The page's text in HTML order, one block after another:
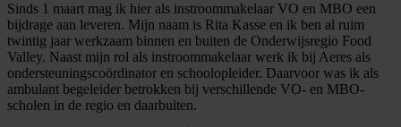
Sinds 1 maart mag ik hier als instroommakelaar VO en MBO een
bijdrage aan leveren. Mijn naam is Rita Kasse en ik ben al ruim
twintig jaar werkzaam binnen en buiten de Onderwijsregio Food
Valley. Naast mijn rol als instroommakelaar werk ik bij Aeres als
ondersteuningscoördinator en schoolopleider. Daarvoor was ik als
ambulant begeleider betrokken bij verschillende VO- en MBO-
scholen in de regio en daarbuiten.